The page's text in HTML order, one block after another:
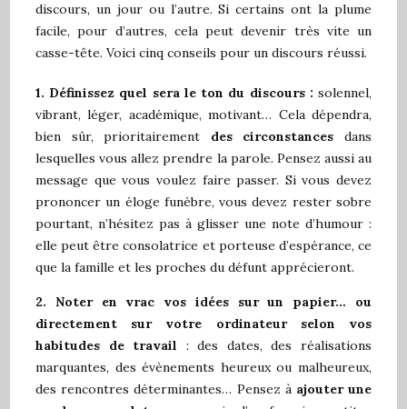
discours, un jour ou l’autre. Si certains ont la plume
facile, pour d’autres, cela peut devenir très vite un
casse-tête. Voici cinq conseils pour un discours réussi.
1. Définissez quel sera le ton du discours : solennel,
vibrant, léger, académique, motivant… Cela dépendra,
bien sûr, prioritairement des circonstances dans
lesquelles vous allez prendre la parole. Pensez aussi au
message que vous voulez faire passer. Si vous devez
prononcer un éloge funèbre, vous devez rester sobre
pourtant, n’hésitez pas à glisser une note d’humour :
elle peut être consolatrice et porteuse d’espérance, ce
que la famille et les proches du défunt apprécieront.
2. Noter en vrac vos idéessur un papier… ou
directement sur votre ordinateurselon vos
habitudes de travail
: des dates, des réalisations
marquantes, des évènements heureux ou malheureux,
des rencontres déterminantes… Pensez à ajouter une